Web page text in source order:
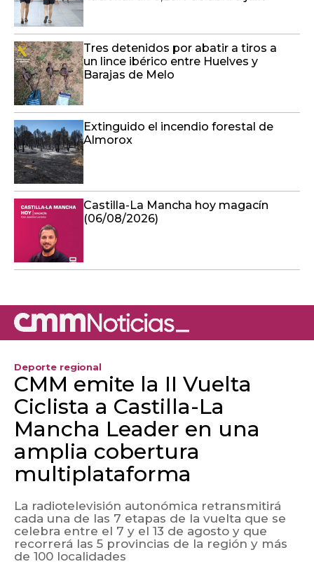
Tres detenidos por abatir a tiros a
un lince ibérico entre Huelves y
Barajas de Melo
Extinguido el incendio forestal de
Almorox
Castilla-La Mancha hoy magacín
(06/08/2026)
Deporte regional
CMM emite la II Vuelta
Ciclista a Castilla-La
Mancha Leader en una
amplia cobertura
multiplataforma
La radiotelevisión autonómica retransmitirá
cada una de las 7 etapas de la vuelta que se
celebra entre el 7 y el 13 de agosto y que
recorrerá las 5 provincias de la región y más
de 100 localidades